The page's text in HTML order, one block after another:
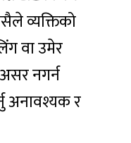
व्यक्तिको
वा उमेर
नगर्न
अनावश्यक र